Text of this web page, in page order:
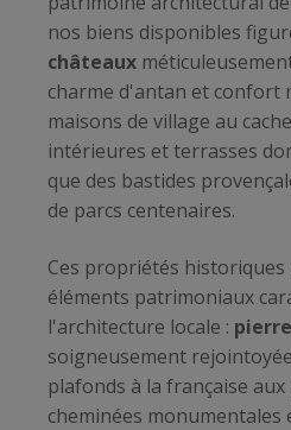
nos biens disponibles
châteaux
charme d'antan et confort
maisons de village au
intérieures et terrasses
que des bastides
de parcs centenaires.
Ces propriétés
éléments patrimoniaux
l'architecture locale :
soigneusement
plafonds à la française
cheminées monumentales